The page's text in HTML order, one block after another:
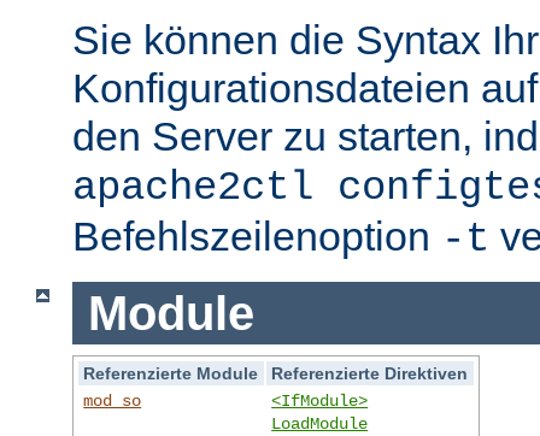
Sie können die Syntax
Konfigurationsdateien
den Server zu starten,
apache2ctl
Befehlszeilenoption -t
Module
Referenzierte Module
Referenzierte Direktiven
mod_so
<IfModule>
LoadModule